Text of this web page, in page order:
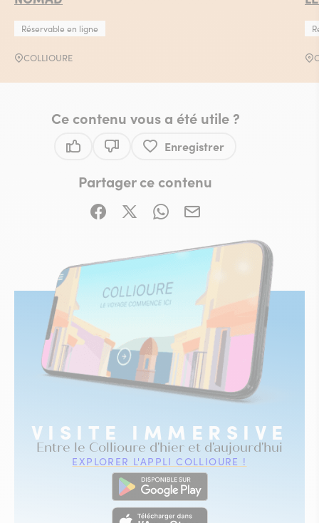
Réservable en ligne
COLLIOURE
Ce contenu vous a été utile ?
Enregistrer
Partager ce contenu
Partager sur Facebook (nouvelle fenêtre)
Partager sur X / Twitter (nouvelle
Partager sur WhatsApp
Partager par mail
VISITE IMMERSIVE
Entre le Collioure d'hier et d'aujourd'hui
EXPLORER L'APPLI COLLIOURE !